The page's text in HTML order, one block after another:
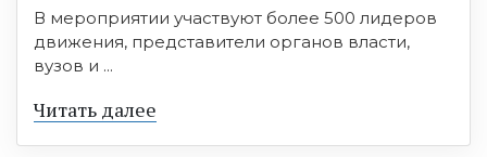
В мероприятии участвуют более 500 лидеров
движения, представители органов власти,
вузов и ...
Читать далее